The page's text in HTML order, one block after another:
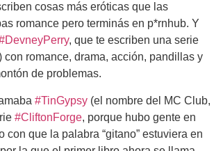
cosas más eróticas que las
romance pero terminás en p*rnhub. Y
, que te escriben una serie
romance, drama, acción, pandillas y
de problemas.
#TinGypsy (el nombre del MC Club,
#CliftonForge, porque hubo gente en
con que la palabra “gitano” estuviera en